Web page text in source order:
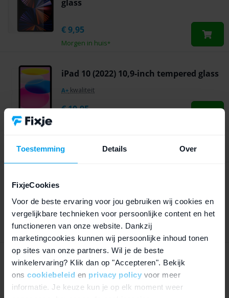
Toestemming Details Over
FixjeCookies
Voor de beste ervaring voor jou gebruiken wij cookies en
vergelijkbare technieken voor persoonlijke content en het
functioneren van onze website. Dankzij
marketingcookies kunnen wij persoonlijke inhoud tonen
op sites van onze partners. Wil je de beste
winkelervaring? Klik dan op "Accepteren". Bekijk
ons cookiebeleid en privacy policy voor meer
informatie. Je keuze kun je op elk moment weer
glass
Morgen in huis*
€9,95
iPad 10 (2022) 10,9-inch tempered glass
A+ kwaliteit
€10,95
Morgen in huis
10.282 mensen vinden ons leuk
iPad mini 5 (2019) tempered glass
€12,95